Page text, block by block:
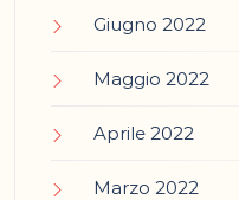
Giugno 2022
Maggio 2022
Aprile 2022
Marzo 2022